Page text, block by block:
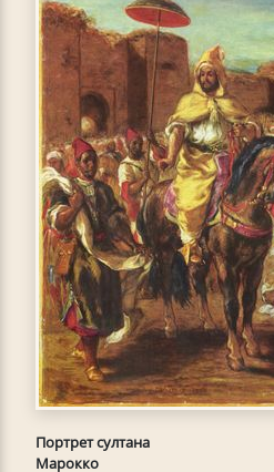
Портрет султана
Марокко